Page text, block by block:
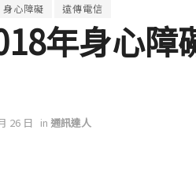
身心障礙 遠傳電信
年身心障
26 日 in 通訊達人